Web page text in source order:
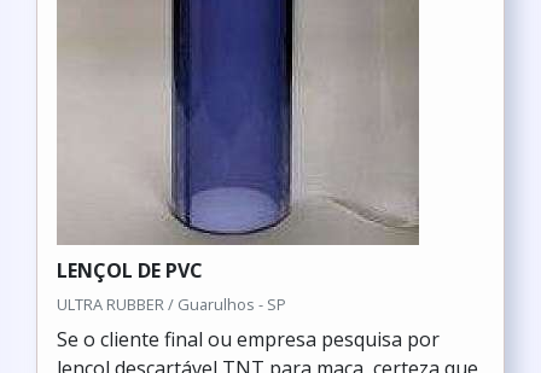
LENÇOL DE PVC
ULTRA RUBBER / Guarulhos - SP
Se o cliente final ou empresa pesquisa por